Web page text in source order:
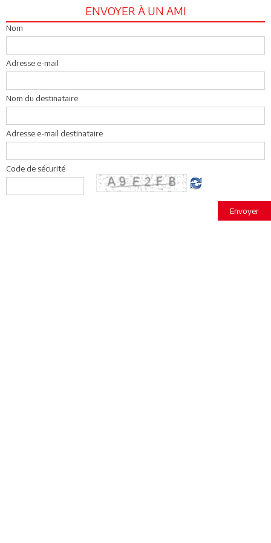
ENVOYER À UN AMI
Nom
Adresse e-mail
Nom du destinataire
Adresse e-mail destinataire
Code de sécurité
Envoyer